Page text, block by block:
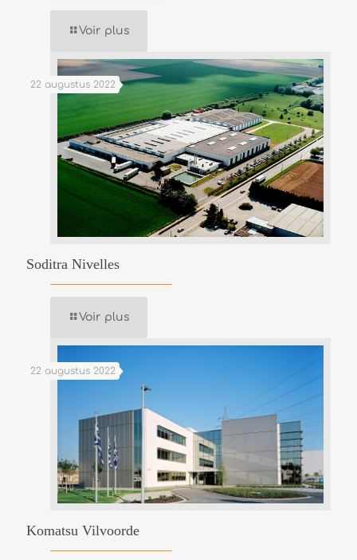
Voir plus
22 augustus 2022
Soditra Nivelles
Voir plus
22 augustus 2022
Komatsu Vilvoorde